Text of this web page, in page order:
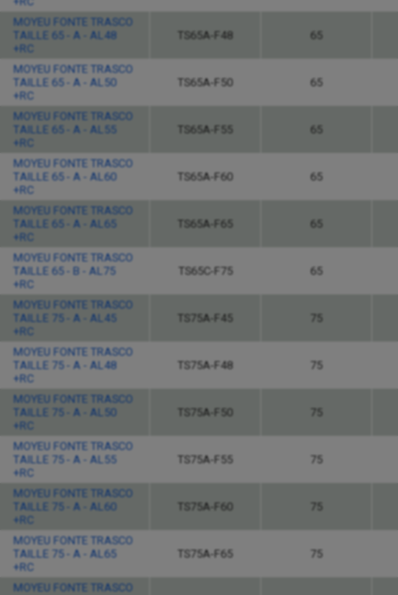
MOYEU FONTE TRASCO
TAILLE 65 - A - AL48
+RC
TS65A-F48 65
MOYEU FONTE TRASCO
TAILLE 65 - A - AL50
+RC
TS65A-F50 65
MOYEU FONTE TRASCO
TAILLE 65 - A - AL55
+RC
TS65A-F55 65
MOYEU FONTE TRASCO
TAILLE 65 - A - AL60
+RC
TS65A-F60 65
MOYEU FONTE TRASCO
TAILLE 65 - A - AL65
+RC
TS65A-F65 65
MOYEU FONTE TRASCO
TAILLE 65 - B - AL75
+RC
TS65C-F75 65
MOYEU FONTE TRASCO
TAILLE 75 - A - AL45
+RC
TS75A-F45 75
MOYEU FONTE TRASCO
TAILLE 75 - A - AL48
+RC
TS75A-F48 75
MOYEU FONTE TRASCO
TAILLE 75 - A - AL50
+RC
TS75A-F50 75
MOYEU FONTE TRASCO
TAILLE 75 - A - AL55
+RC
TS75A-F55 75
MOYEU FONTE TRASCO
TAILLE 75 - A - AL60
+RC
TS75A-F60 75
MOYEU FONTE TRASCO
TAILLE 75 - A - AL65
+RC
TS75A-F65 75
MOYEU FONTE TRASCO